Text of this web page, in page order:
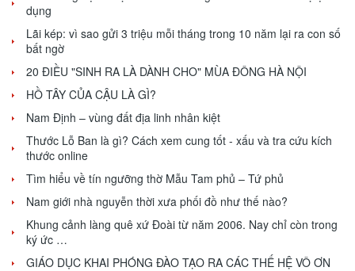
dụng
Lãi kép: vì sao gửi 3 triệu mỗi tháng trong 10 năm lại ra con số
bất ngờ
20 ĐIỀU "SINH RA LÀ DÀNH CHO" MÙA ĐÔNG HÀ NỘI
HỒ TÂY CỦA CẬU LÀ GÌ?
Nam Định – vùng đất địa linh nhân kiệt
Thước Lỗ Ban là gì? Cách xem cung tốt - xấu và tra cứu kích
thước online
Tìm hiểu về tín ngưỡng thờ Mẫu Tam phủ – Tứ phủ
Nam giới nhà nguyễn thời xưa phối đồ như thế nào?
Khung cảnh làng quê xứ Đoài từ năm 2006. Nay chỉ còn trong
ký ức …
GIÁO DỤC KHAI PHÓNG ĐÀO TẠO RA CÁC THẾ HỆ VÔ ƠN